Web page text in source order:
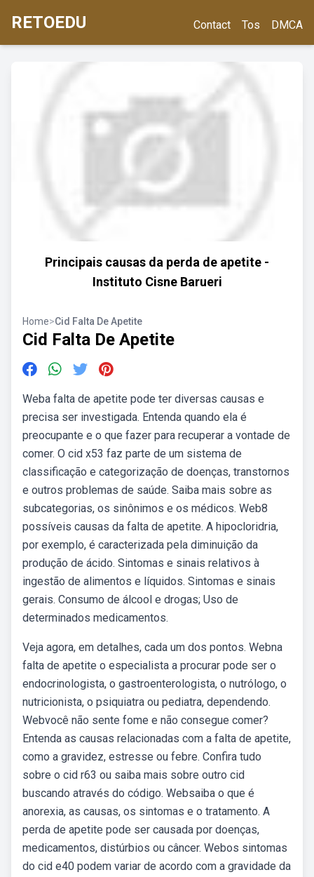
RETOEDU Contact Tos DMCA
Principais causas da perda de apetite -
Instituto Cisne Barueri
Home>Cid Falta De Apetite
Cid Falta De Apetite
Weba falta de apetite pode ter diversas causas e
precisa ser investigada. Entenda quando ela é
preocupante e o que fazer para recuperar a vontade de
comer. O cid x53 faz parte de um sistema de
classificação e categorização de doenças, transtornos
e outros problemas de saúde. Saiba mais sobre as
subcategorias, os sinônimos e os médicos. Web8
possíveis causas da falta de apetite. A hipocloridria,
por exemplo, é caracterizada pela diminuição da
produção de ácido. Sintomas e sinais relativos à
ingestão de alimentos e líquidos. Sintomas e sinais
gerais. Consumo de álcool e drogas; Uso de
determinados medicamentos.
Veja agora, em detalhes, cada um dos pontos. Webna
falta de apetite o especialista a procurar pode ser o
endocrinologista, o gastroenterologista, o nutrólogo, o
nutricionista, o psiquiatra ou pediatra, dependendo.
Webvocê não sente fome e não consegue comer?
Entenda as causas relacionadas com a falta de apetite,
como a gravidez, estresse ou febre. Confira tudo
sobre o cid r63 ou saiba mais sobre outro cid
buscando através do código. Websaiba o que é
anorexia, as causas, os sintomas e o tratamento. A
perda de apetite pode ser causada por doenças,
medicamentos, distúrbios ou câncer. Webos sintomas
do cid e40 podem variar de acordo com a gravidade da